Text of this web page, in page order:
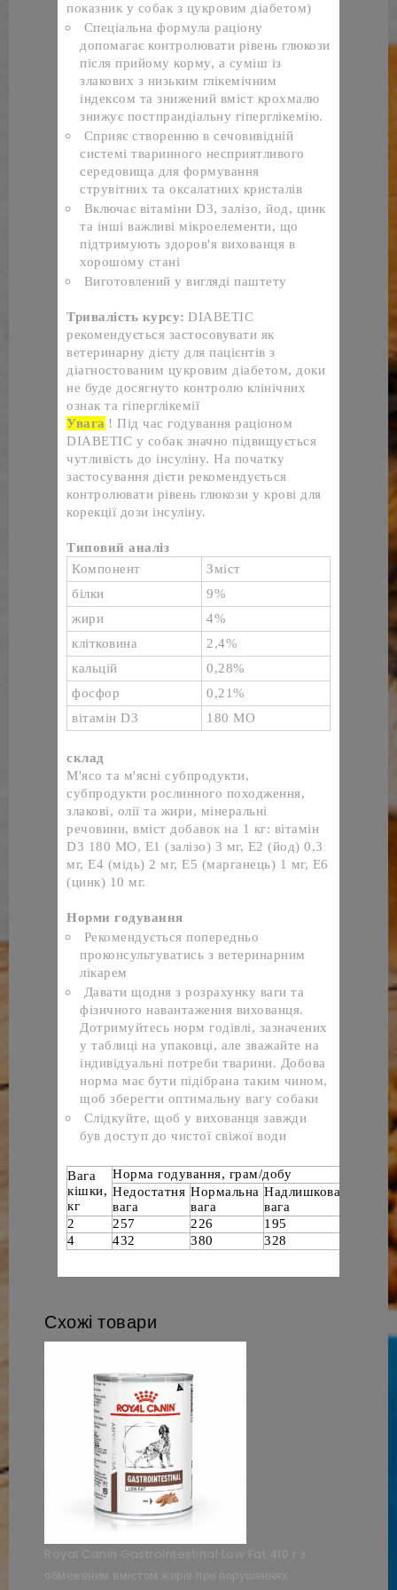
показник у собак з цукровим діабетом)
Спеціальна формула раціону
допомагає контролювати рівень глюкози
після прийому корму, а суміш із
злакових з низьким глікемічним
індексом та знижений вміст крохмалю
знижує постпрандіальну гіперглікемію.
Сприяє створенню в сечовивідній
системі тваринного несприятливого
середовища для формування
струвітних та оксалатних кристалів
Включає вітаміни D3, залізо, йод, цинк
та інші важливі мікроелементи, що
підтримують здоров'я вихованця в
хорошому стані
Виготовлений у вигляді паштету
Тривалість курсу: DIABETIC
рекомендується застосовувати як
ветеринарну дієту для пацієнтів з
діагностованим цукровим діабетом, доки
не буде досягнуто контролю клінічних
ознак та гіперглікемії
Увага ! Під час годування раціоном
DIABETIC у собак значно підвищується
чутливість до інсуліну. На початку
застосування дієти рекомендується
контролювати рівень глюкози у крові для
корекції дози інсуліну.
Типовий аналіз
Компонент
Зміст
білки
9%
жири
4%
клітковина
2,4%
кальцій
0,28%
фосфор
0,21%
вітамін D3
180 МО
склад
М'ясо та м'ясні субпродукти,
субпродукти рослинного походження,
злакові, олії та жири, мінеральні
речовини, вміст добавок на 1 кг: вітамін
D3 180 МО, E1 (залізо) 3 мг, E2 (йод) 0,3
мг, E4 (мідь) 2 мг, E5 (марганець) 1 мг, E6
(цинк) 10 мг.
Норми годування
Рекомендується попередньо
проконсультуватись з ветеринарним
лікарем
Давати щодня з розрахунку ваги та
фізичного навантаження вихованця.
Дотримуйтесь норм годівлі, зазначених
у таблиці на упаковці, але зважайте на
індивідуальні потреби тварини. Добова
норма має бути підібрана таким чином,
щоб зберегти оптимальну вагу собаки
Слідкуйте, щоб у вихованця завжди
був доступ до чистої свіжої води
Вага
кішки,
кг
Норма годування, грам/добу
Недостатня
вага
Нормальна
вага
Надлишкова
вага
2
257 226
195
4
432 380 328
Схожі товари
Royal Canin Gastrointestinal Low Fat 410 г з
обмеженим вмістом жирів при порушеннях